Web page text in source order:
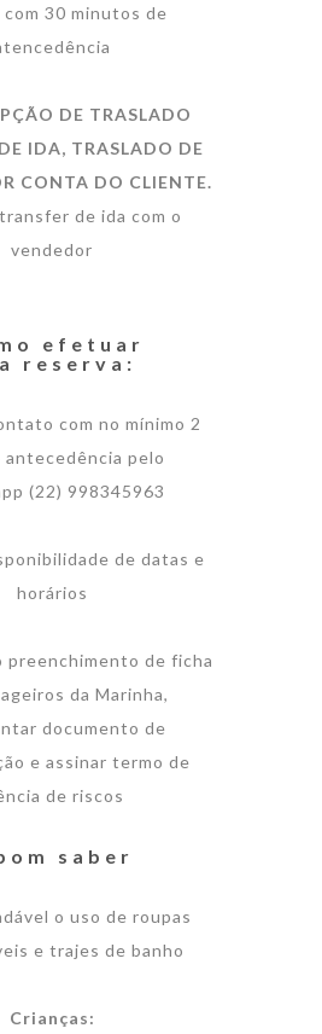
com 30 minutos de
DE TRASLADO
IDA, TRASLADO DE
CONTA DO CLIENTE.
de ida com o
vendedor
efetuar
reserva:
com no mínimo 2
antecedência pelo
(22) 998345963
de datas e
horários
preenchimento de ficha
da Marinha,
documento de
e assinar termo de
de riscos
saber
o uso de roupas
e trajes de banho
Crianças: